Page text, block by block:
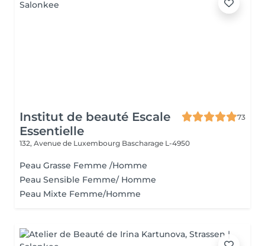
Institut de beauté Escale
Essentielle
73
132, Avenue de Luxembourg Bascharage L-4950
Peau Grasse Femme /Homme
Peau Sensible Femme/ Homme
Peau Mixte Femme/Homme